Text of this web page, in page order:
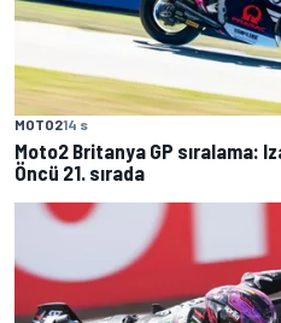
MOTO214 s
Moto2 Britanya GP sıralama:
Öncü 21. sırada